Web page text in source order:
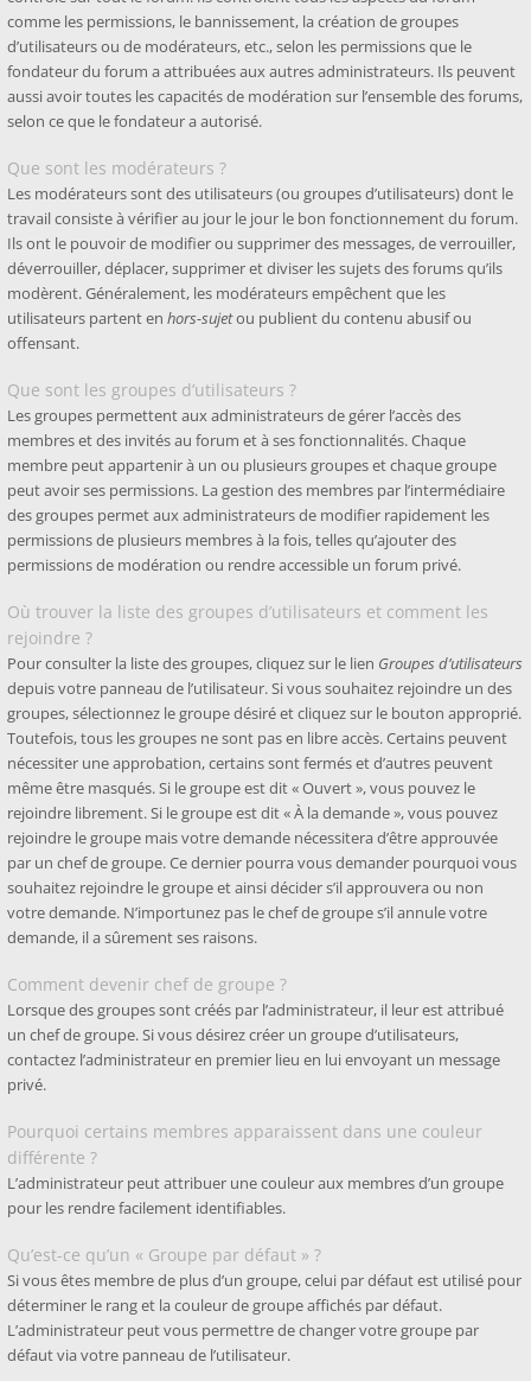
comme les permissions, le bannissement, la création de groupes
d’utilisateurs ou de modérateurs, etc., selon les permissions que le
fondateur du forum a attribuées aux autres administrateurs. Ils peuvent
aussi avoir toutes les capacités de modération sur l’ensemble des forums,
selon ce que le fondateur a autorisé.
Que sont les modérateurs ?
Les modérateurs sont des utilisateurs (ou groupes d’utilisateurs) dont le
travail consiste à vérifier au jour le jour le bon fonctionnement du forum.
Ils ont le pouvoir de modifier ou supprimer des messages, de verrouiller,
déverrouiller, déplacer, supprimer et diviser les sujets des forums qu’ils
modèrent. Généralement, les modérateurs empêchent que les
utilisateurs partent en hors-sujetou publient du contenu abusif ou
offensant.
Que sont les groupes d’utilisateurs ?
Les groupes permettent aux administrateurs de gérer l’accès des
membres et des invités au forum et à ses fonctionnalités. Chaque
membre peut appartenir à un ou plusieurs groupes et chaque groupe
peut avoir ses permissions. La gestion des membres par l’intermédiaire
des groupes permet aux administrateurs de modifier rapidement les
permissions de plusieurs membres à la fois, telles qu’ajouter des
permissions de modération ou rendre accessible un forum privé.
Où trouver la liste des groupes d’utilisateurs et comment les
rejoindre ?
Pour consulter la liste des groupes, cliquez sur le lien Groupes d’utilisateurs
depuis votre panneau de l’utilisateur. Si vous souhaitez rejoindre un des
groupes, sélectionnez le groupe désiré et cliquez sur le bouton approprié.
Toutefois, tous les groupes ne sont pas en libre accès. Certains peuvent
nécessiter une approbation, certains sont fermés et d’autres peuvent
même être masqués. Si le groupe est dit « Ouvert », vous pouvez le
rejoindre librement. Si le groupe est dit « À la demande », vous pouvez
rejoindre le groupe mais votre demande nécessitera d’être approuvée
par un chef de groupe. Ce dernier pourra vous demander pourquoi vous
souhaitez rejoindre le groupe et ainsi décider s’il approuvera ou non
votre demande. N’importunez pas le chef de groupe s’il annule votre
demande, il a sûrement ses raisons.
Comment devenir chef de groupe ?
Lorsque des groupes sont créés par l’administrateur, il leur est attribué
un chef de groupe. Si vous désirez créer un groupe d’utilisateurs,
contactez l’administrateur en premier lieu en lui envoyant un message
privé.
Pourquoi certains membres apparaissent dans une couleur
différente ?
L’administrateur peut attribuer une couleur aux membres d’un groupe
pour les rendre facilement identifiables.
Qu’est-ce qu’un « Groupe par défaut » ?
Si vous êtes membre de plus d’un groupe, celui par défaut est utilisé pour
déterminer le rang et la couleur de groupe affichés par défaut.
L’administrateur peut vous permettre de changer votre groupe par
défaut via votre panneau de l’utilisateur.